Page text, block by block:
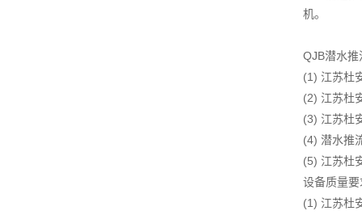
机。
QJB潜水
(1) 江苏杜
(2) 江苏杜
(3) 江苏杜
(4) 潜水推
(5) 江苏杜
设备质量要
(1) 江苏杜